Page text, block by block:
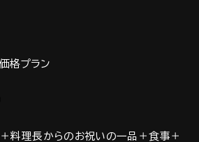
格プラン
料理長からのお祝いの一品＋食事＋